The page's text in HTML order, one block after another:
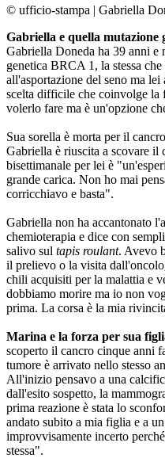
© ufficio-stampa | Gabriella
Gabriella e quella mutazione
Gabriella Doneda ha 39 anni e
genetica BRCA 1, la stessa
all'asportazione del seno ma
scelta difficile che coinvolge la
volerlo fare ma è un'opzione
Sua sorella è morta per il
Gabriella è riuscita a scovare il
bisettimanale per lei è
grande carica. Non ho mai
corricchiavo e basta".
Gabriella non ha accantonato
chemioterapia e dice con
salivo sul tapis roulant. Avevo
il prelievo o la visita
chili acquisiti per la malattia e
dobbiamo morire ma io non
prima. La corsa è la mia
Marina e la forza per sua
scoperto il cancro cinque anni
tumore è arrivato nello stesso
All'inizio pensavo a una
dall'esito sospetto, la
prima reazione è stata lo
andato subito a mia figlia e a
improvvisamente incerto
stessa".